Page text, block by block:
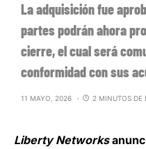
La adquisición fue
partes podrán ahora
cierre, el cual será
conformidad con sus
11 MAYO, 2026 2 MINUTOS DE
Liberty Networks